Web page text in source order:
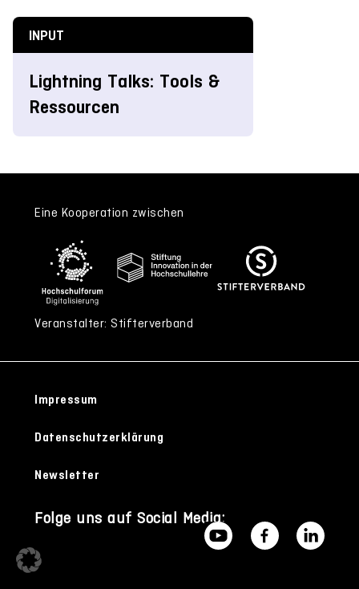
INPUT
Lightning Talks: Tools &
Ressourcen
Eine Kooperation zwischen
Veranstalter: Stifterverband
Impressum
Datenschutzerklärung
Newsletter
Folge uns auf Social Media: